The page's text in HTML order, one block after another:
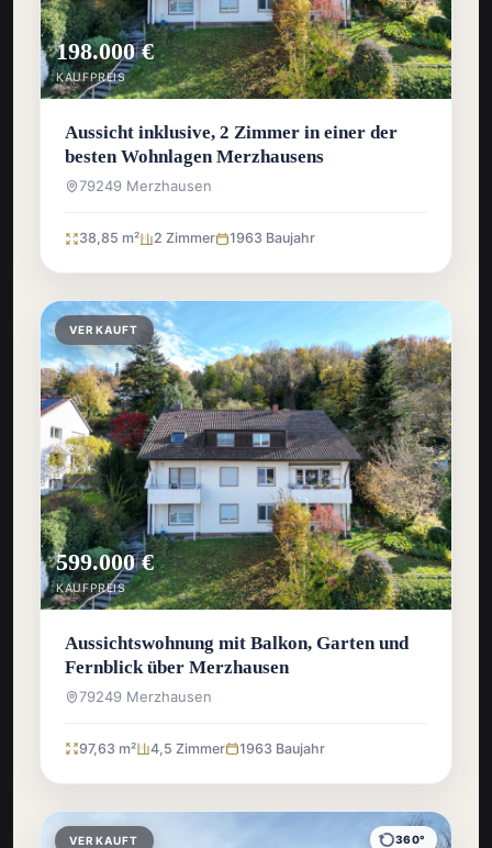
198.000 €
KAUFPREIS
Aussicht inklusive, 2 Zimmer in einer der
besten Wohnlagen Merzhausens
79249 Merzhausen
38,85 m² 2 Zimmer 1963 Baujahr
VERKAUFT
599.000 €
KAUFPREIS
Aussichtswohnung mit Balkon, Garten und
Fernblick über Merzhausen
79249 Merzhausen
97,63 m² 4,5 Zimmer 1963 Baujahr
VERKAUFT 360°